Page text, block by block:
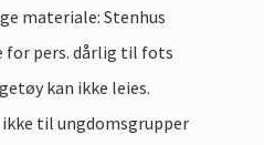
materiale: Stenhus
for pers. dårlig til fots
kan ikke leies.
til ungdomsgrupper